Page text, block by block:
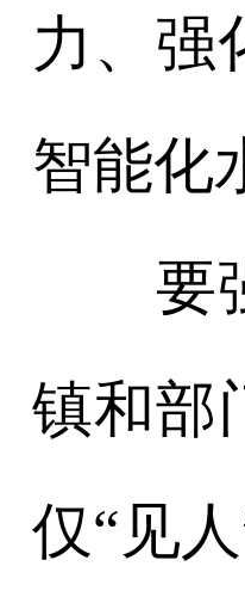
力、强
智能化
要强
镇和部
仅“见